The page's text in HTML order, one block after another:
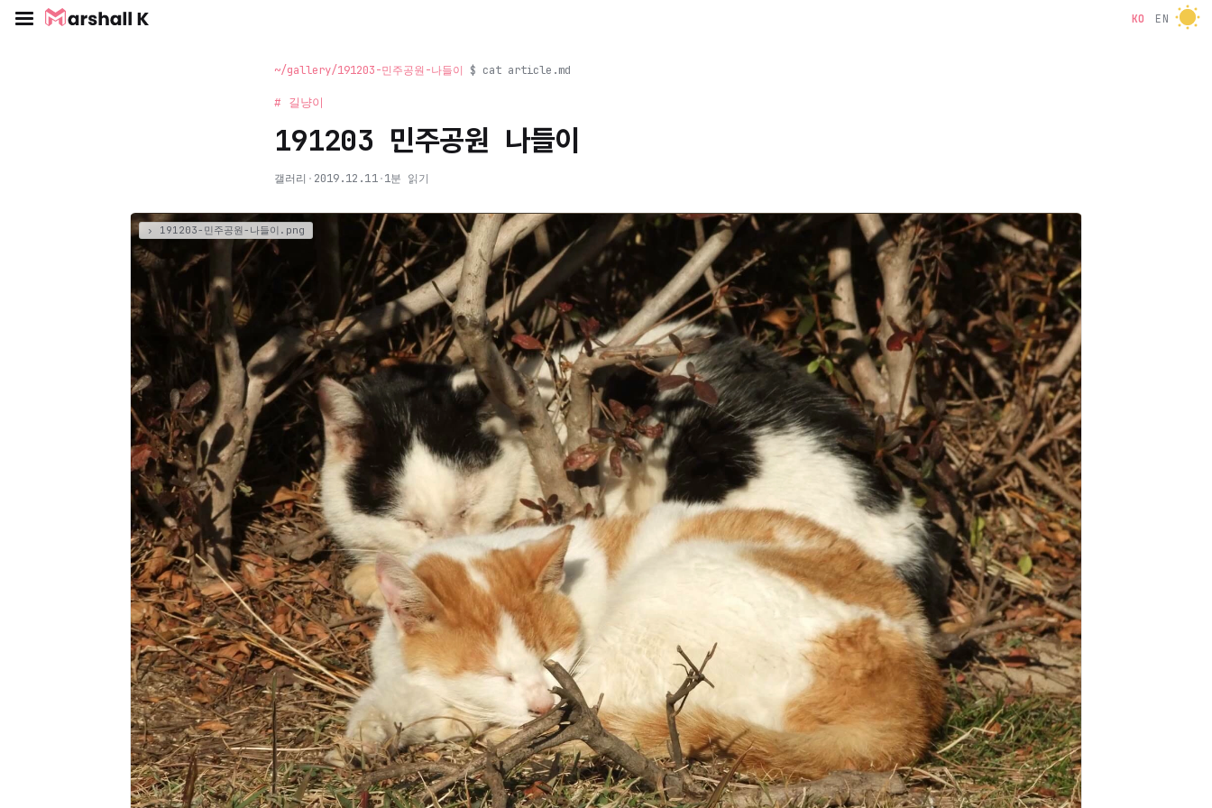
KO EN
~/gallery/191203-민주공원-나들이 $ cat article.md
# 길냥이
191203 민주공원 나들이
갤러리 · 2019.12.11·1분 읽기